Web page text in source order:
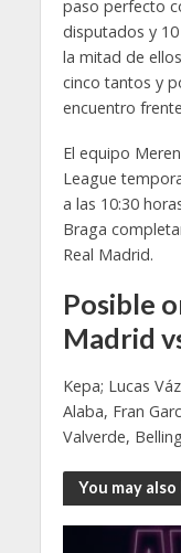
paso perfecto
disputados y
la mitad de
cinco tantos y
encuentro
El equipo
League
a las 10:30
Braga
Real Madrid.
Posible
Madrid
Kepa; Lucas
Alaba, Fran
Valverde,
You may also